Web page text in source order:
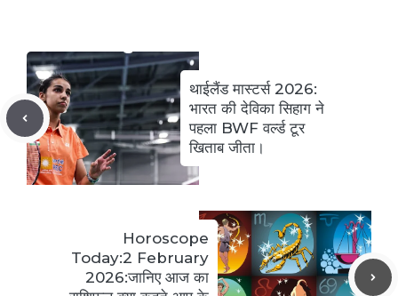
थाईलैंड मास्टर्स 2026:
भारत की देविका सिहाग ने
पहला BWF वर्ल्ड टूर
खिताब जीता।
Horoscope
Today:2 February
2026:जानिए आज का